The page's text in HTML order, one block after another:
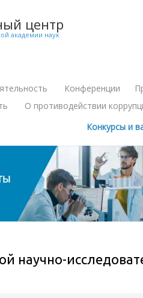
центр
академии наук
Конференции
О противодействии
Конкурсы и
научно-